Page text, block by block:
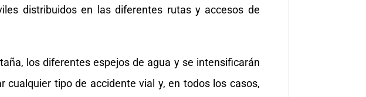
distribuidos en las diferentes rutas y accesos de
los diferentes espejos de agua y se intensificarán
cualquier tipo de accidente vial y, en todos los casos,